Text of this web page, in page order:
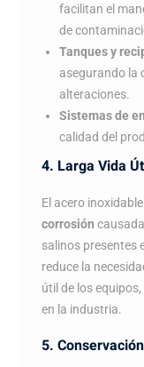
facilitan el
de
Tanques y
asegurando la
alteraciones.
Sistemas de
calidad del
4. Larga Vida
El acero
corrosión
salinos presentes
reduce la
útil de los equipos,
en la industria.
5.